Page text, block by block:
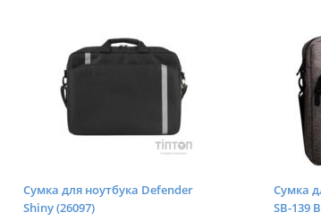
Сумка для ноутбука Defender
Shiny (26097)
Сумка
SB-139